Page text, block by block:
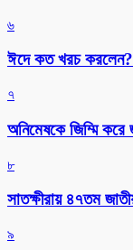
৬
ঈদে কত খরচ করলেন?
৭
অনিমেষকে জিম্মি
৮
সাতক্ষীরায় ৪৭তম
৯